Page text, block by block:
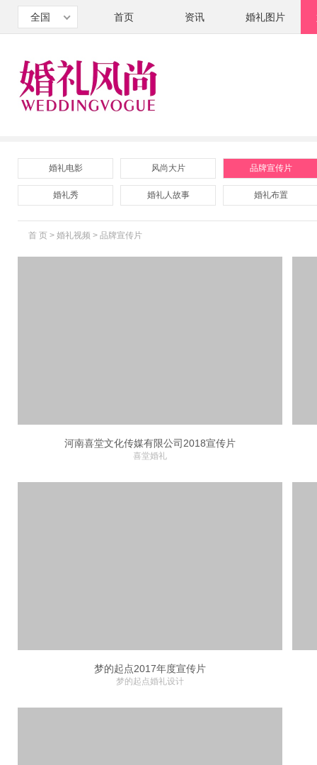
全国 首页 资讯 婚礼图片
婚礼电影 风尚大片 品牌宣传片
婚礼秀 婚礼人故事 婚礼布置
首 页 > 婚礼视频 > 品牌宣传片
河南喜堂文化传媒有限公司2018宣传片
喜堂婚礼
梦的起点2017年度宣传片
梦的起点婚礼设计